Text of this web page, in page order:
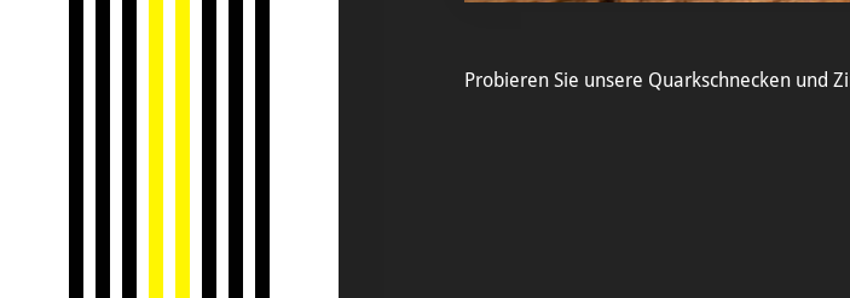
Probieren Sie unsere Quarkschnecken und